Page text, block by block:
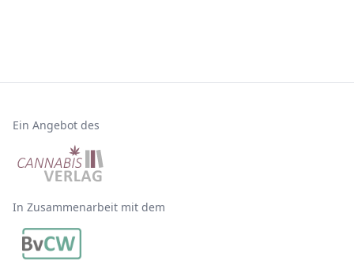
Ein Angebot des
In Zusammenarbeit mit dem